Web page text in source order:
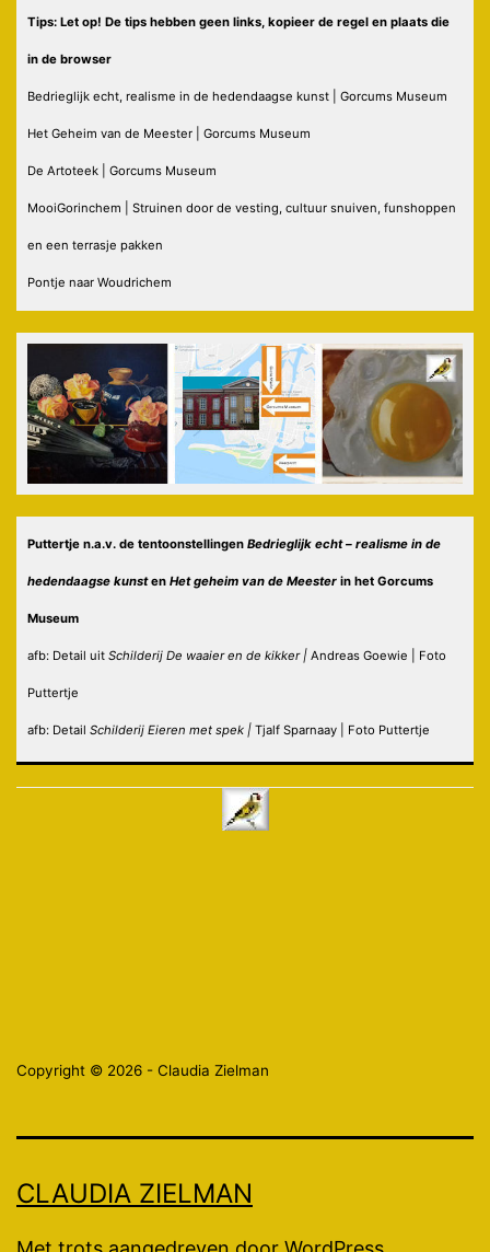
Tips: Let op! De tips hebben geen links, kopieer de regel en plaats die
in de browser
Bedrieglijk echt, realisme in de hedendaagse kunst | Gorcums Museum
Het Geheim van de Meester | Gorcums Museum
De Artoteek | Gorcums Museum
MooiGorinchem | Struinen door de vesting, cultuur snuiven, funshoppen
en een terrasje pakken
Pontje naar Woudrichem
Puttertje n.a.v. de tentoonstellingen Bedrieglijk echt – realisme in de
hedendaagse kunsten Het geheim van de Meester in het Gorcums
Museum
afb: Detail uit Schilderij De waaier en de kikker | Andreas Goewie | Foto
Puttertje
afb: Detail Schilderij Eieren met spek | Tjalf Sparnaay | Foto Puttertje
Copyright © 2026 - Claudia Zielman
CLAUDIA ZIELMAN